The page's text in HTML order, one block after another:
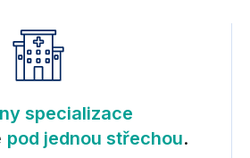
specializace
pod jednou střechou.